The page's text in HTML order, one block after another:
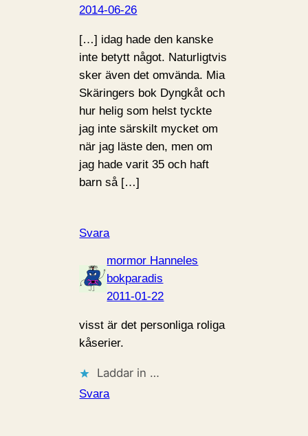
2014-06-26
[…] idag hade den kanske
inte betytt något. Naturligtvis
sker även det omvända. Mia
Skäringers bok Dyngkåt och
hur helig som helst tyckte
jag inte särskilt mycket om
när jag läste den, men om
jag hade varit 35 och haft
barn så […]
Svara
mormor Hanneles
bokparadis
2011-01-22
visst är det personliga roliga
kåserier.
Laddar in …
Svara